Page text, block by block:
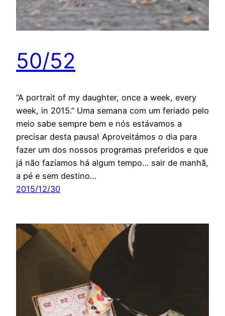
50/52
“A portrait of my daughter, once a week, every
week, in 2015.” Uma semana com um feriado pelo
meio sabe sempre bem e nós estávamos a
precisar desta pausa! Aproveitámos o dia para
fazer um dos nossos programas preferidos e que
já não fazíamos há algum tempo… sair de manhã,
a pé e sem destino…
2015/12/30